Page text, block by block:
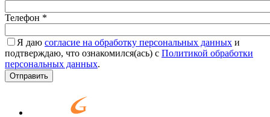
Телефон *
Я даю согласие на обработку персональных данных и
подтверждаю, что ознакомился(ась) с Политикой обработки
персональных данных.
Согласие*
Отправить